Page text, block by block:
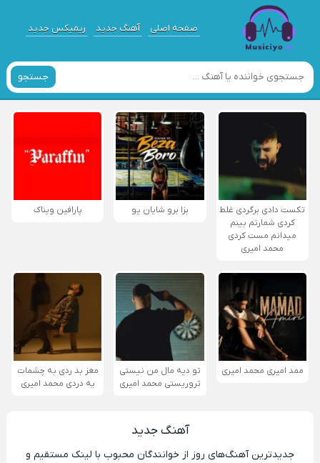
صفحه اصلی آهنگ جدید ریمیکس جدید
جستجو
تکست دادی برگردی غلط
کردی شمارتم بینم
میدانم مست کردی
محمد امیری
بزا برو شایان یو پارافین ویناک
ممد امیری محمد امیری
تو دیه مال من نیستی
تروریستی محمد امیری
مغز بد ردی به چشمات
یه دردی محمد امیری
آهنگ جدید
جدیدترین آهنگ‌های روز از خوانندگان محبوب با لینک مستقیم و